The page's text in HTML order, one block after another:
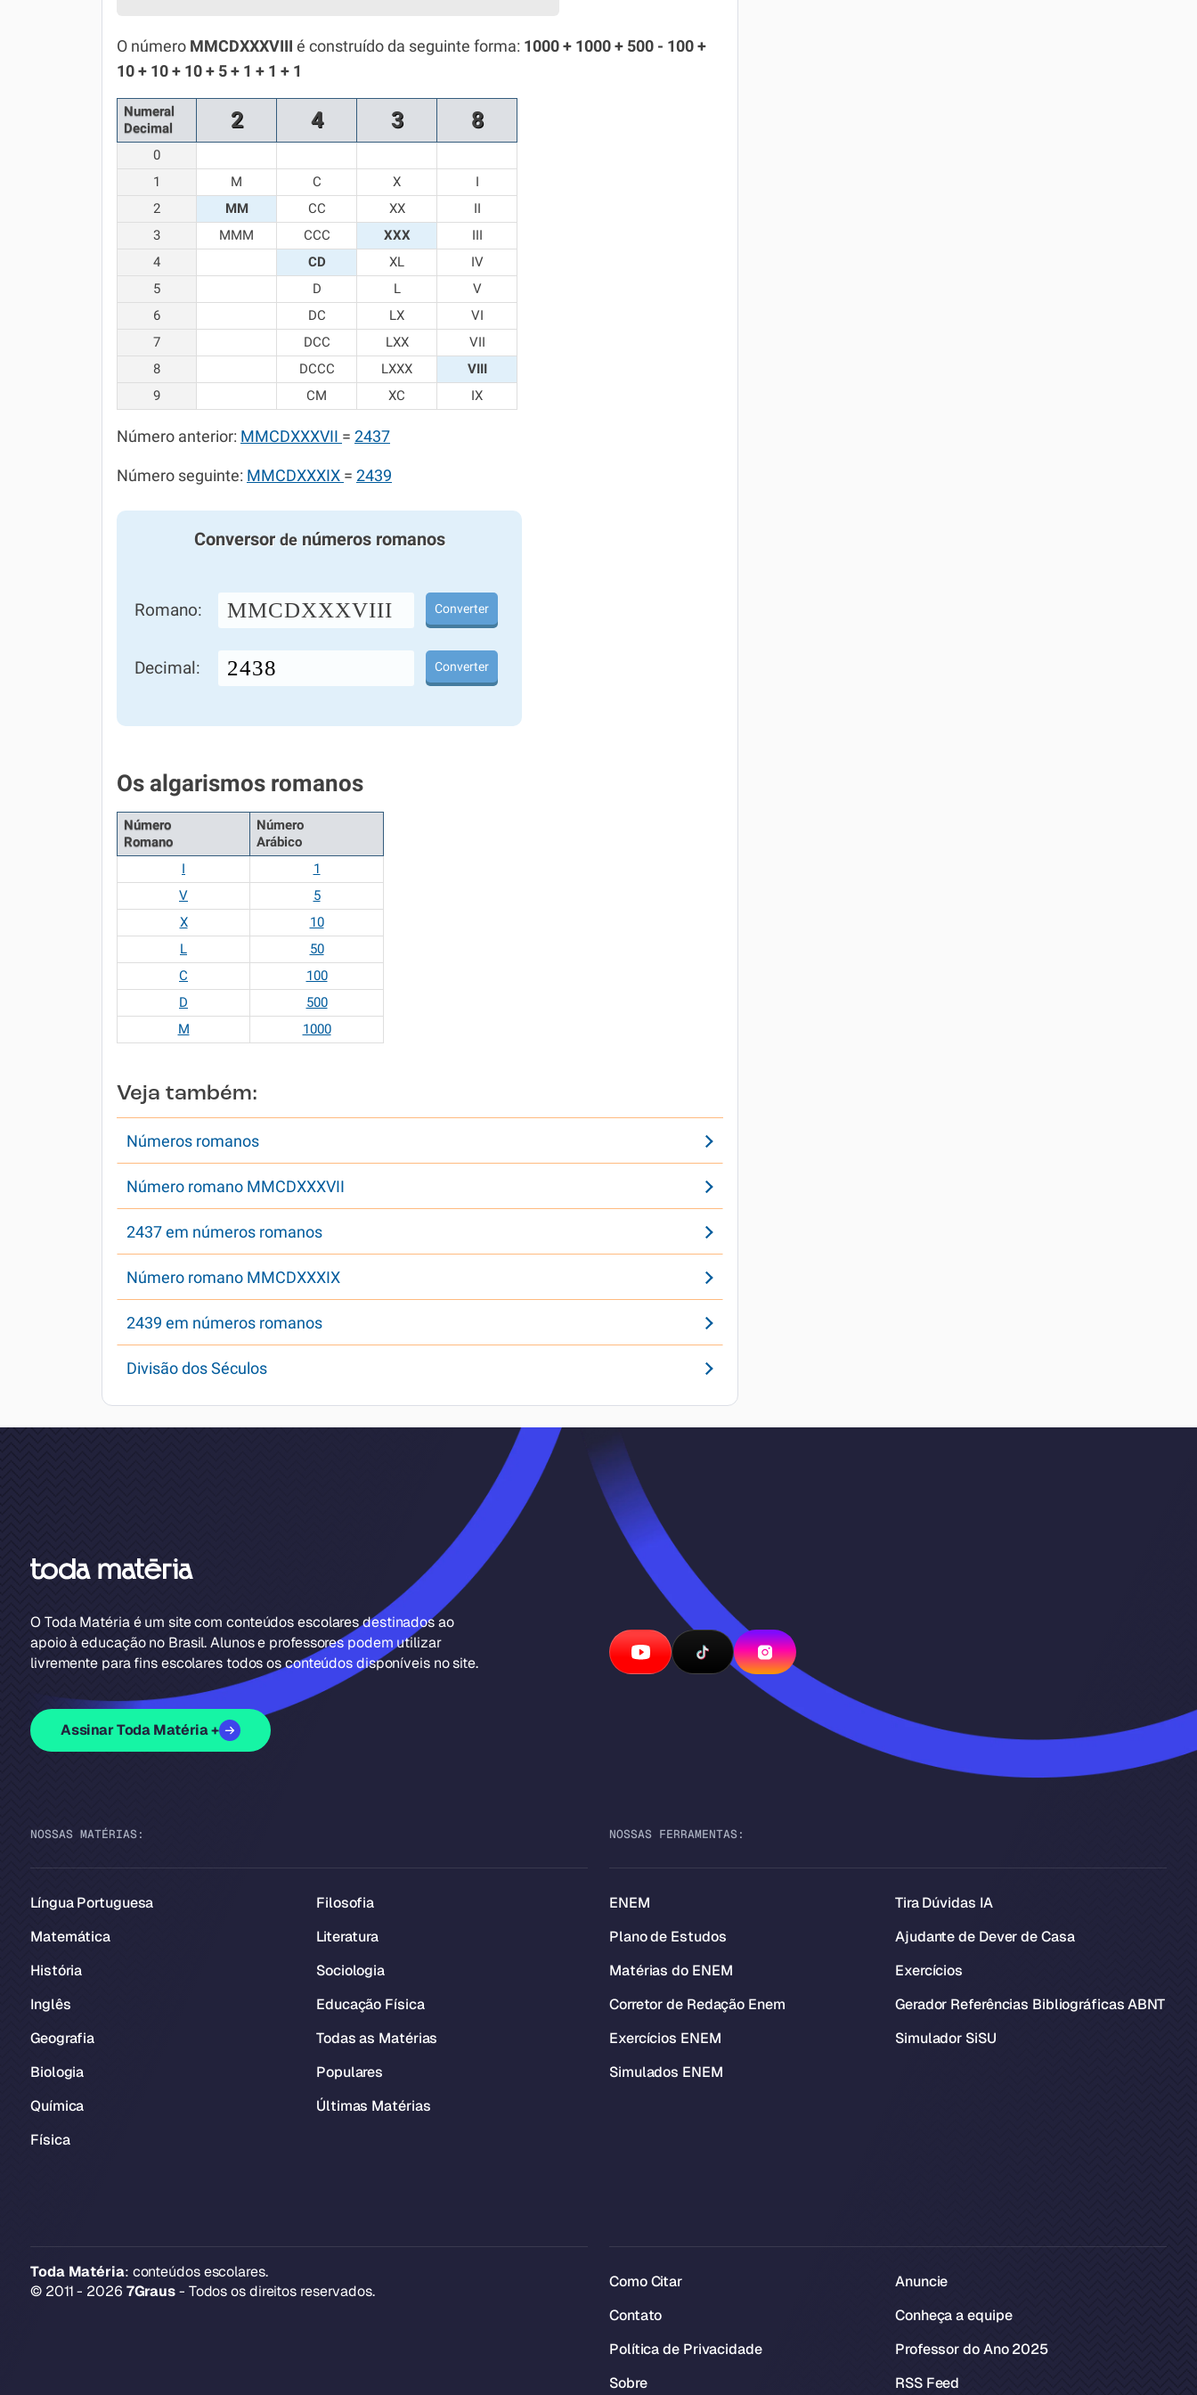
Química
Todos os Exercícios
O número MMCDXXXVIII é construído da seguinte forma: 1000 + 1000 + 500 - 100 +
10 + 10 + 10 + 5 + 1 + 1 + 1
Numeral
Decimal
2 4 3 8
0
1
M C X
I
2
MM CC XX
II
3
MMM CCC XXX
III
4
CD XL
IV
5
D L
V
6
DC LX
VI
7
DCC LXX
VII
8
DCCC LXXX
VIII
9
CM XC IX
Número anterior: MMCDXXXVII = 2437
Número seguinte: MMCDXXXIX = 2439
Conversor denúmeros romanos
Romano: MMCDXXXVIII Converter
Decimal: Converter
Os algarismos romanos
Número
Romano
Número
Arábico
I
1
V
5
X
10
L
50
C
100
D
500
M
1000
Veja também:
Números romanos
Número romano MMCDXXXVII
2437 em números romanos
Número romano MMCDXXXIX
2439 em números romanos
Divisão dos Séculos
O Toda Matéria é um site com conteúdos escolares destinados ao
apoio à educação no Brasil. Alunos e professores podem utilizar
livremente para fins escolares todos os conteúdos disponíveis no site.
Assinar Toda Matéria +
NOSSAS MATÉRIAS:
Língua Portuguesa
Matemática
História
Inglês
Geografia
Biologia
Química
Física
Filosofia
Literatura
Sociologia
Educação Física
Todas as Matérias
Populares
Últimas Matérias
NOSSAS FERRAMENTAS:
ENEM
Plano de Estudos
Matérias do ENEM
Corretor de Redação Enem
Exercícios ENEM
Simulados ENEM
Tira Dúvidas IA
Ajudante de Dever de Casa
Exercícios
Gerador Referências Bibliográficas ABNT
Simulador SiSU
Toda Matéria: conteúdos escolares.
© 2011 - 2026 7Graus- Todos os direitos reservados.
Como Citar
Contato
Política de Privacidade
Sobre
Anuncie
Conheça a equipe
Professor do Ano 2025
RSS Feed